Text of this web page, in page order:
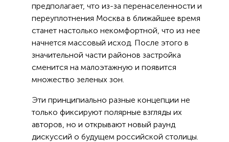
предполагает, что из-за перенаселенности и
переуплотнения Москва в ближайшее время
станет настолько некомфортной, что из нее
начнется массовый исход. После этого в
значительной части районов застройка
сменится на малоэтажную и появится
множество зеленых зон.
Эти принципиально разные концепции не
только фиксируют полярные взгляды их
авторов, но и открывают новый раунд
дискуссий о будущем российской столицы.